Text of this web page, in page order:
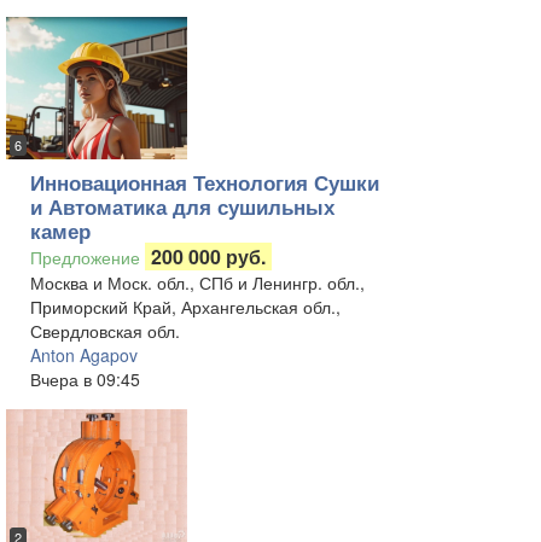
6
Инновационная Технология Сушки
и Автоматика для сушильных
камер
Предложение 200 000 руб.
Москва и Моск. обл., СПб и Ленингр. обл.,
Приморский Край, Архангельская обл.,
Свердловская обл.
Anton Agapov
Вчера в 09:45
2